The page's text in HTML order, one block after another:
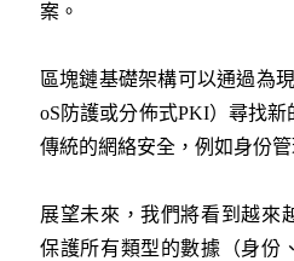
案。
區塊鏈基礎架構可以通過為
oS防護或分佈式PKI）尋找
傳統的網絡安全，例如身份管
展望未來，我們將看到越來
保護所有類型的數據（身份